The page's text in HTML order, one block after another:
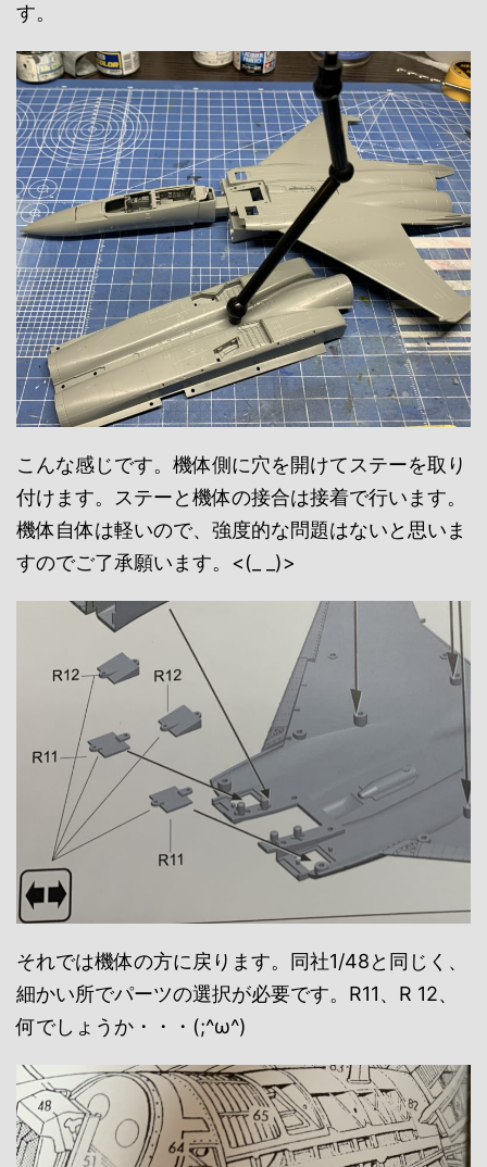
す。
こんな感じです。機体側に穴を開けてステーを取り
付けます。ステーと機体の接合は接着で行います。
機体自体は軽いので、強度的な問題はないと思いま
すのでご了承願います。<(_ _)>
それでは機体の方に戻ります。同社1/48と同じく、
細かい所でパーツの選択が必要です。R11、R 12、
何でしょうか・・・(;^ω^)